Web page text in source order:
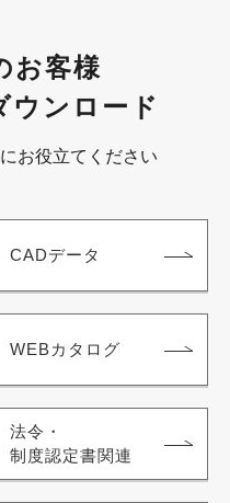
お客様
ウンロード
お役立てください
CADデータ
WEBカタログ
法令・
制度認定書関連